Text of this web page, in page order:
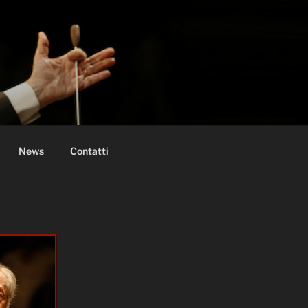
News Contatti